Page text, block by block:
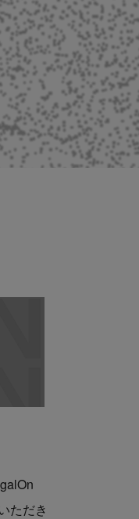
ただき